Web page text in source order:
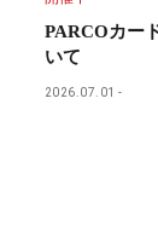
PARCOカー
いて
2026.07.01